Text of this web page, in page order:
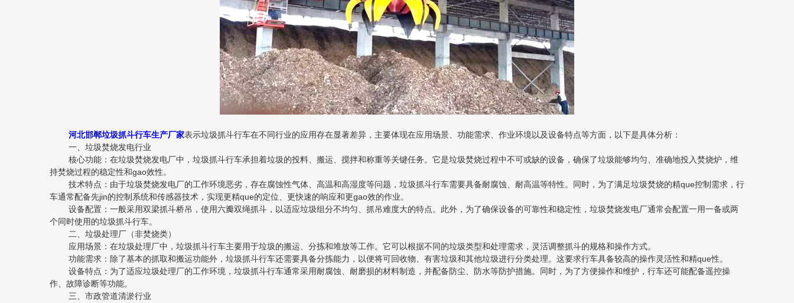
河北邯郸垃圾抓斗行车生产厂家表示垃圾抓斗行车在不同行业的应用存在显著差异，主要体现在应用场景、功能需求、作业环境以及设备特点等方面，以下是具体分析：
一、垃圾焚烧发电行业
核心功能：在垃圾焚烧发电厂中，垃圾抓斗行车承担着垃圾的投料、搬运、搅拌和称重等关键任务。它是垃圾焚烧过程中不可或缺的设备，确保了垃圾能够均匀、准确地投入焚烧炉，维
持焚烧过程的稳定性和gao效性。
技术特点：由于垃圾焚烧发电厂的工作环境恶劣，存在腐蚀性气体、高温和高湿度等问题，垃圾抓斗行车需要具备耐腐蚀、耐高温等特性。同时，为了满足垃圾焚烧的精que控制需求，行
车通常配备先jin的控制系统和传感器技术，实现更精que的定位、更快速的响应和更gao效的作业。
设备配置：一般采用双梁抓斗桥吊，使用六瓣双绳抓斗，以适应垃圾组分不均匀、抓吊难度大的特点。此外，为了确保设备的可靠性和稳定性，垃圾焚烧发电厂通常会配置一用一备或两
个同时使用的垃圾抓斗行车。
二、垃圾处理厂（非焚烧类）
应用场景：在垃圾处理厂中，垃圾抓斗行车主要用于垃圾的搬运、分拣和堆放等工作。它可以根据不同的垃圾类型和处理需求，灵活调整抓斗的规格和操作方式。
功能需求：除了基本的抓取和搬运功能外，垃圾抓斗行车还需要具备分拣能力，以便将可回收物、有害垃圾和其他垃圾进行分类处理。这要求行车具备较高的操作灵活性和精que性。
设备特点：为了适应垃圾处理厂的工作环境，垃圾抓斗行车通常采用耐腐蚀、耐磨损的材料制造，并配备防尘、防水等防护措施。同时，为了方便操作和维护，行车还可能配备遥控操
作、故障诊断等功能。
三、市政管道清淤行业